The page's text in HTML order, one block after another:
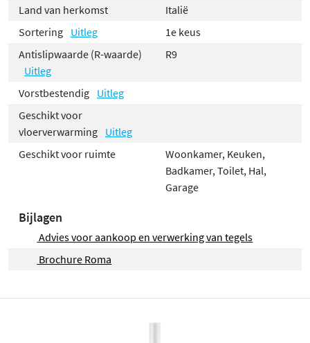
Land van herkomst
Italië
Sortering Uitleg
1e keus
Antislipwaarde (R-waarde)
Uitleg
R9
Vorstbestendig Uitleg
Geschikt voor
vloerverwarming Uitleg
Geschikt voor ruimte
Woonkamer, Keuken,
Badkamer, Toilet, Hal,
Garage
Bijlagen
Advies voor aankoop en verwerking van tegels
Brochure Roma